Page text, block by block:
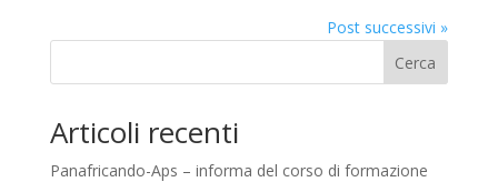
Post successivi »
Cerca
Articoli recenti
Panafricando-Aps – informa del corso di formazione